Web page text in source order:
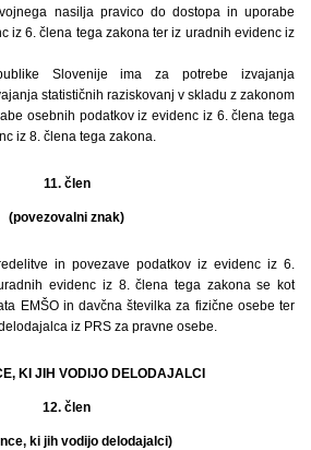
nasilja pravico do dostopa in uporabe
iz 6. člena tega zakona ter iz uradnih evidenc iz
Slovenije ima za potrebe izvajanja
statističnih raziskovanj v skladu z zakonom
osebnih podatkov iz evidenc iz 6. člena tega
iz 8. člena tega zakona.
11. člen
(povezovalni znak)
in povezave podatkov iz evidenc iz 6.
evidenc iz 8. člena tega zakona se kot
EMŠO in davčna številka za fizične osebe ter
iz PRS za pravne osebe.
KI JIH VODIJO DELODAJALCI
12. člen
ki jih vodijo delodajalci)